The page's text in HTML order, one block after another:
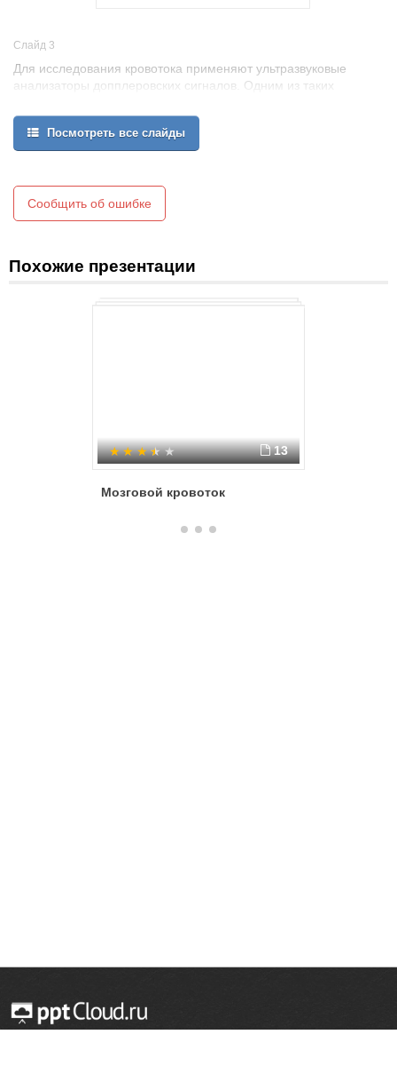
Слайд 3
Для исследования кровотока применяют ультразвуковые
анализаторы допплеровских сигналов. Одним из таких
«Сономед-300» АО «Спектромед» (Москва).
Посмотреть все слайды
Сообщить об ошибке
Похожие презентации
13
Мозговой кровоток